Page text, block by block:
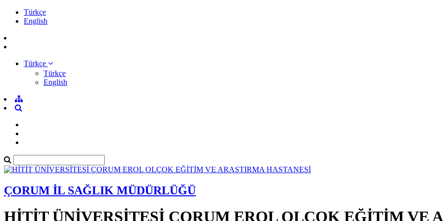
Türkçe
English
Türkçe
Türkçe
English
ÇORUM İL SAĞLIK MÜDÜRLÜĞÜ
HİTİT ÜNİVERSİTESİ ÇORUM EROL OLÇOK EĞİTİM VE